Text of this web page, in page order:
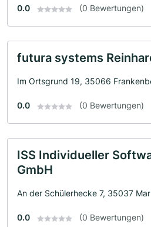
0.0 (0 Bewertungen)
futura systems
Im Ortsgrund 19, 35066
0.0 (0 Bewertungen)
ISS Individueller
GmbH
An der Schülerhecke 7, 35037
0.0 (0 Bewertungen)